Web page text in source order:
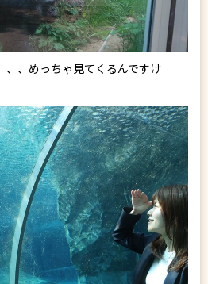
、めっちゃ見てくるんですけ